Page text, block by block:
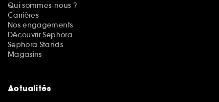
Qui sommes-nous ?
Carrières
Nos engagements
Découvrir Sephora
Sephora Stands
Magasins
Actualités